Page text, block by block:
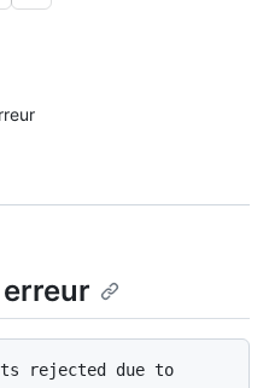
rejected due to